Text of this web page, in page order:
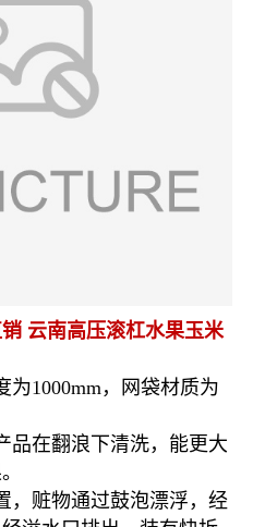
云南高压滚杠水果玉米
为1000mm，网袋材质为
品在翻浪下清洗，能更大
，赃物通过鼓泡漂浮，经